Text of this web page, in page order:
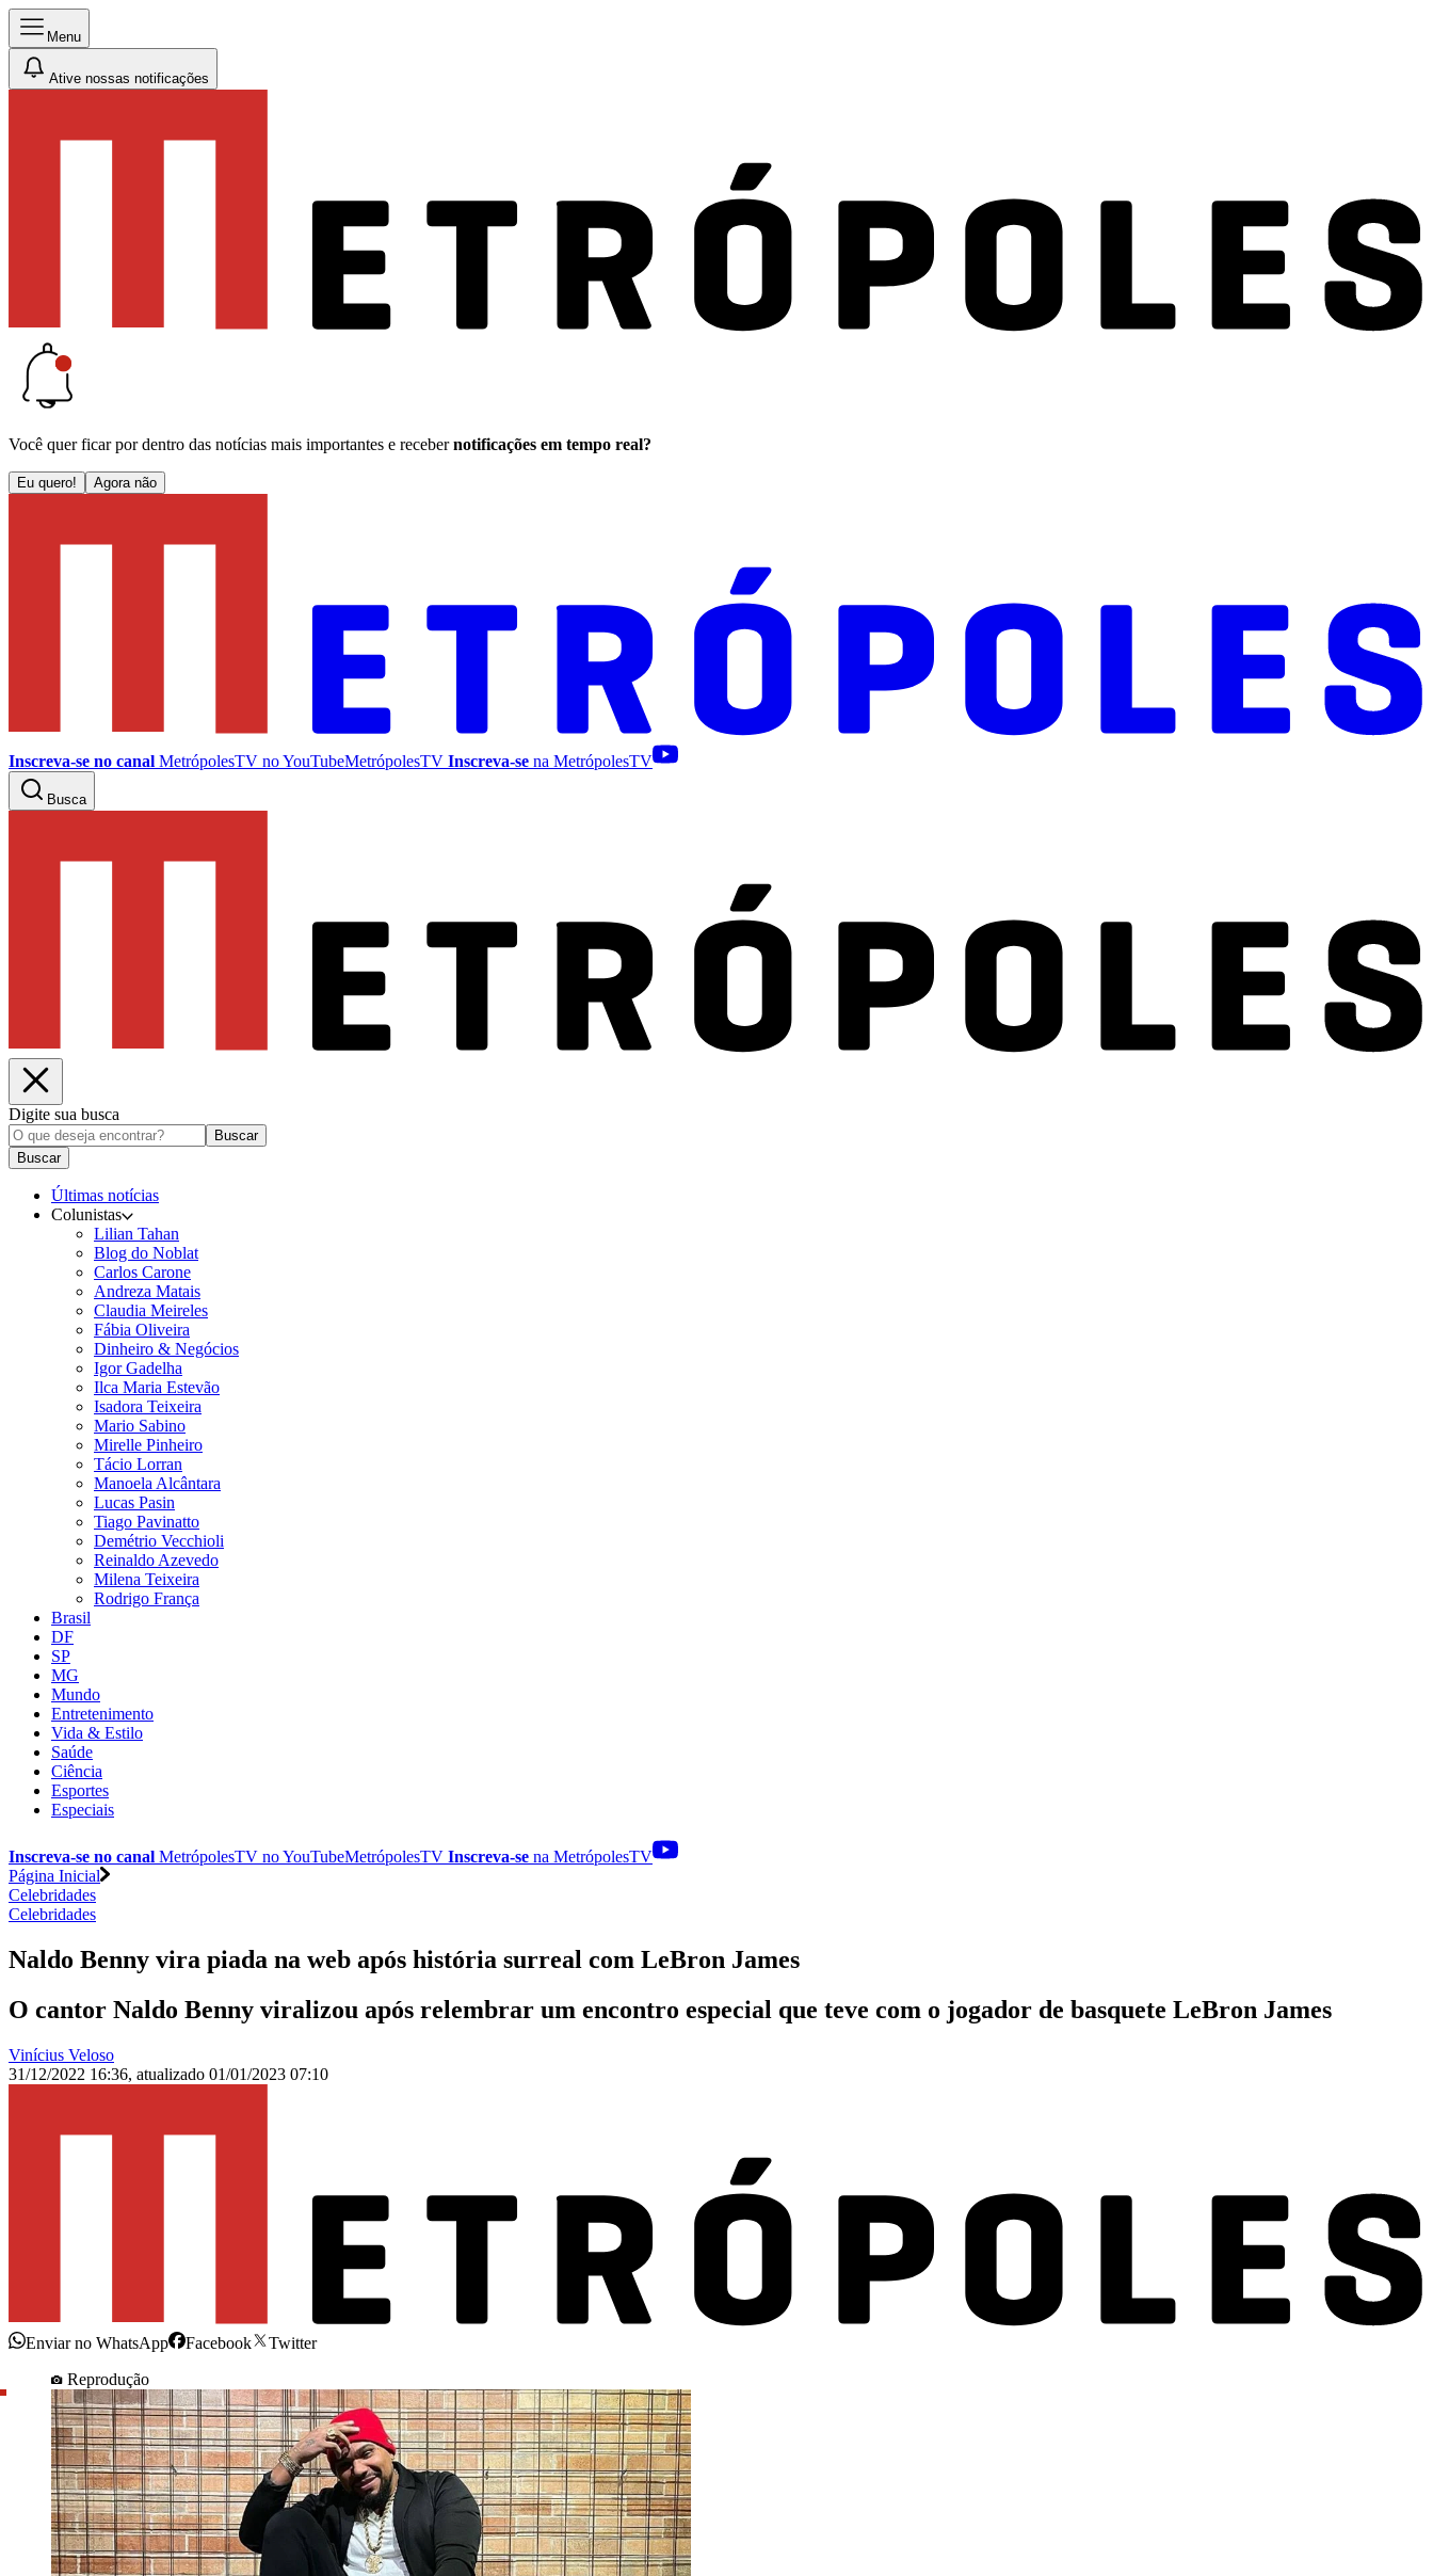
Menu
Ative nossas notificações
Você quer ficar por dentro das notícias mais importantes e receber notificações em tempo real?
Eu quero! Agora não
Inscreva-se no canal MetrópolesTV noYouTubeMetrópolesTV Inscreva-se na MetrópolesTV
Busca
Digite sua busca
Buscar
Buscar
Últimas notícias
Colunistas
Lilian Tahan
Blog do Noblat
Carlos Carone
Andreza Matais
Claudia Meireles
Fábia Oliveira
Dinheiro & Negócios
Igor Gadelha
Ilca Maria Estevão
Isadora Teixeira
Mario Sabino
Mirelle Pinheiro
Tácio Lorran
Manoela Alcântara
Lucas Pasin
Tiago Pavinatto
Demétrio Vecchioli
Reinaldo Azevedo
Milena Teixeira
Rodrigo França
Brasil
DF
SP
MG
Mundo
Entretenimento
Vida & Estilo
Saúde
Ciência
Esportes
Especiais
Inscreva-se no canal MetrópolesTV noYouTubeMetrópolesTV Inscreva-se na MetrópolesTV
Página Inicial
Celebridades
Celebridades
Naldo Benny vira piada na web após história surreal com LeBron James
O cantor Naldo Benny viralizou após relembrar um encontro especial que teve com o jogador de basquete LeBron James
Vinícius Veloso
31/12/2022 16:36, atualizado 01/01/2023 07:10
Enviar no WhatsApp Facebook
Twitter
Reprodução